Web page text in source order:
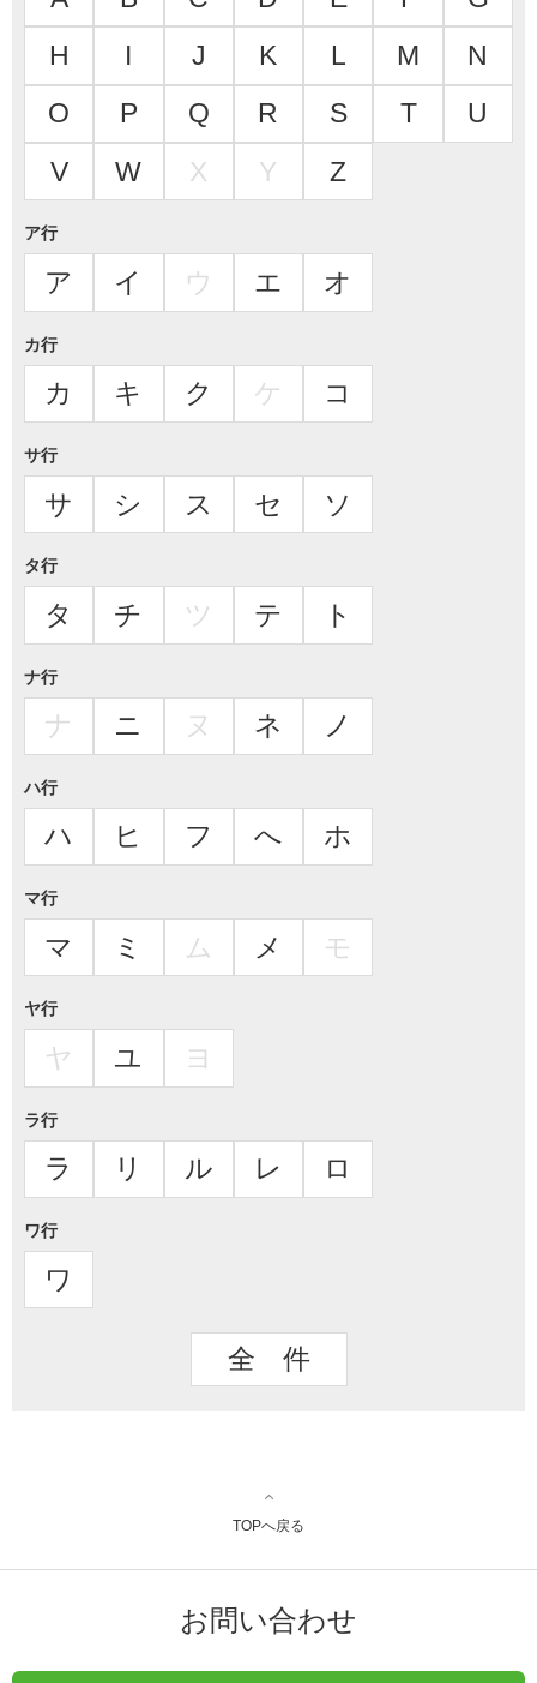
H
I J K L M
N
O
P Q R S T
U
V
W X Y Z
ア行
ア イ ウ エ オ
カ行
カ キ ク ケ コ
サ行
サ シ ス セ ソ
タ行
タ チ ツ テ ト
ナ行
ナ ニ ヌ ネ ノ
ハ行
ハ ヒ フ へ ホ
マ行
マ ミ ム メ モ
ヤ行
ヤ ユ ヨ
ラ行
ラ リ ル レ ロ
ワ行
ワ
全 件
TOPへ戻る
お問い合わせ